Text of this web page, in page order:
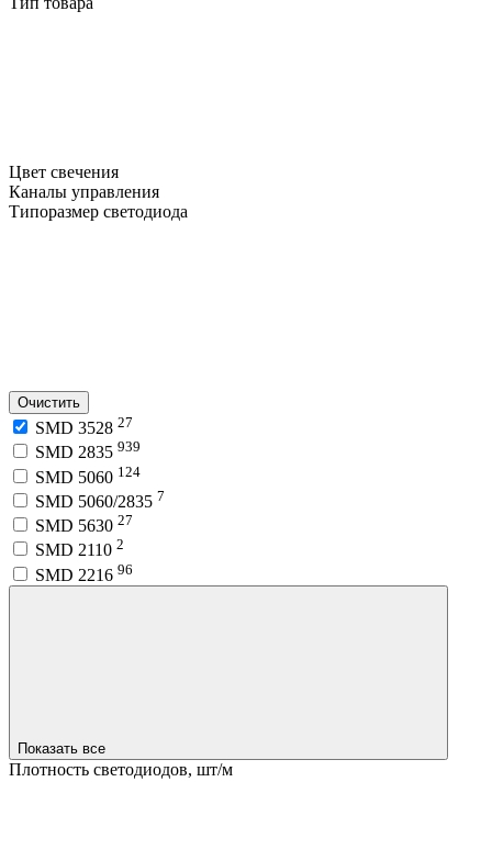
Цвет свечения
Каналы управления
Типоразмер светодиода
Очистить
SMD 3528 27
SMD 2835 939
SMD 5060 124
SMD 5060/2835 7
SMD 5630 27
SMD 2110 2
SMD 2216 96
Показать все
Плотность светодиодов, шт/м